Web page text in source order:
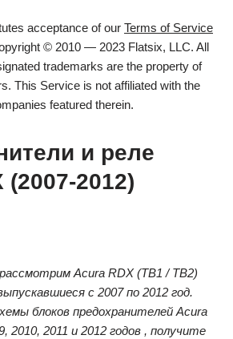
acceptance of our Terms of Service
© 2010 — 2023 Flatsix, LLC. All
trademarks are the property of
This Service is not affiliated with the
featured therein.
и реле
(2007-2012)
Acura RDX (TB1 / TB2)
с 2007 по 2012 год.
блоков предохранителей Acura
2010, 2011 и 2012 годов , получите